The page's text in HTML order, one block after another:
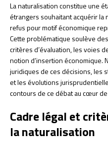
La naturalisation constitue une
étrangers souhaitant acquérir la
refus pour motif économique
Cette problématique soulève
critères d’évaluation, les voies
notion d’insertion économique.
juridiques de ces décisions, les
et les évolutions
contours de ce débat au cœur
Cadre légal et
la naturalisation